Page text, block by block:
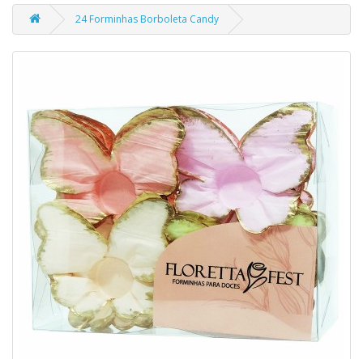
24 Forminhas Borboleta Candy